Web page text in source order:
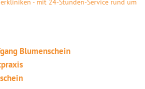
- mit 24-Stunden-Service rund um
Blumenschein